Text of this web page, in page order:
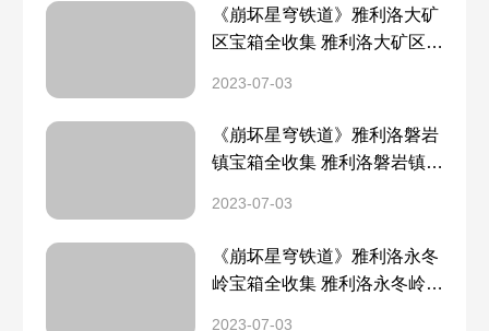
《崩坏星穹铁道》雅利洛大矿
区宝箱全收集 雅利洛大矿区宝
2023-07-03
《崩坏星穹铁道》雅利洛磐岩
镇宝箱全收集 雅利洛磐岩镇宝
2023-07-03
《崩坏星穹铁道》雅利洛永冬
岭宝箱全收集 雅利洛永冬岭宝
2023-07-03